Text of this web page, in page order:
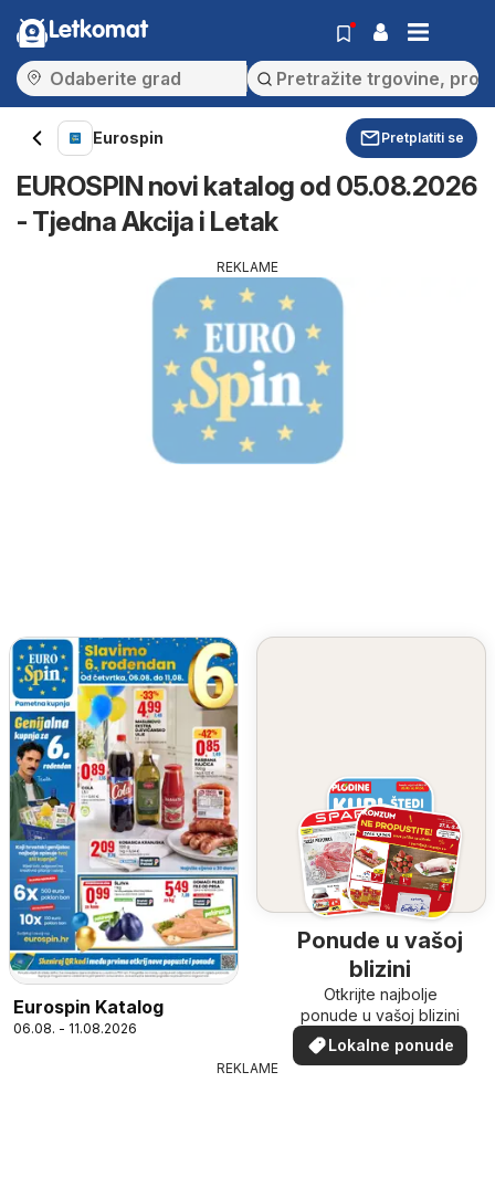
Letkomat
Eurospin Pretplatiti se
EUROSPIN novi katalog od 05.08.2026
- Tjedna Akcija i Letak
REKLAME
Eurospin Katalog
06.08. - 11.08.2026
Ponude u vašoj
blizini
Otkrijte najbolje
ponude u vašoj blizini
Lokalne ponude
REKLAME